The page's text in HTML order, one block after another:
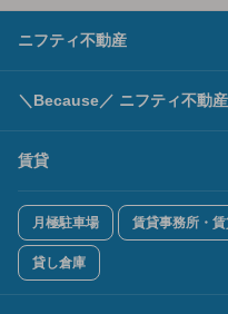
ニフティ不動産
＼Because／ ニフティ不動産
賃貸
月極駐車場 賃貸事務所・
貸し倉庫